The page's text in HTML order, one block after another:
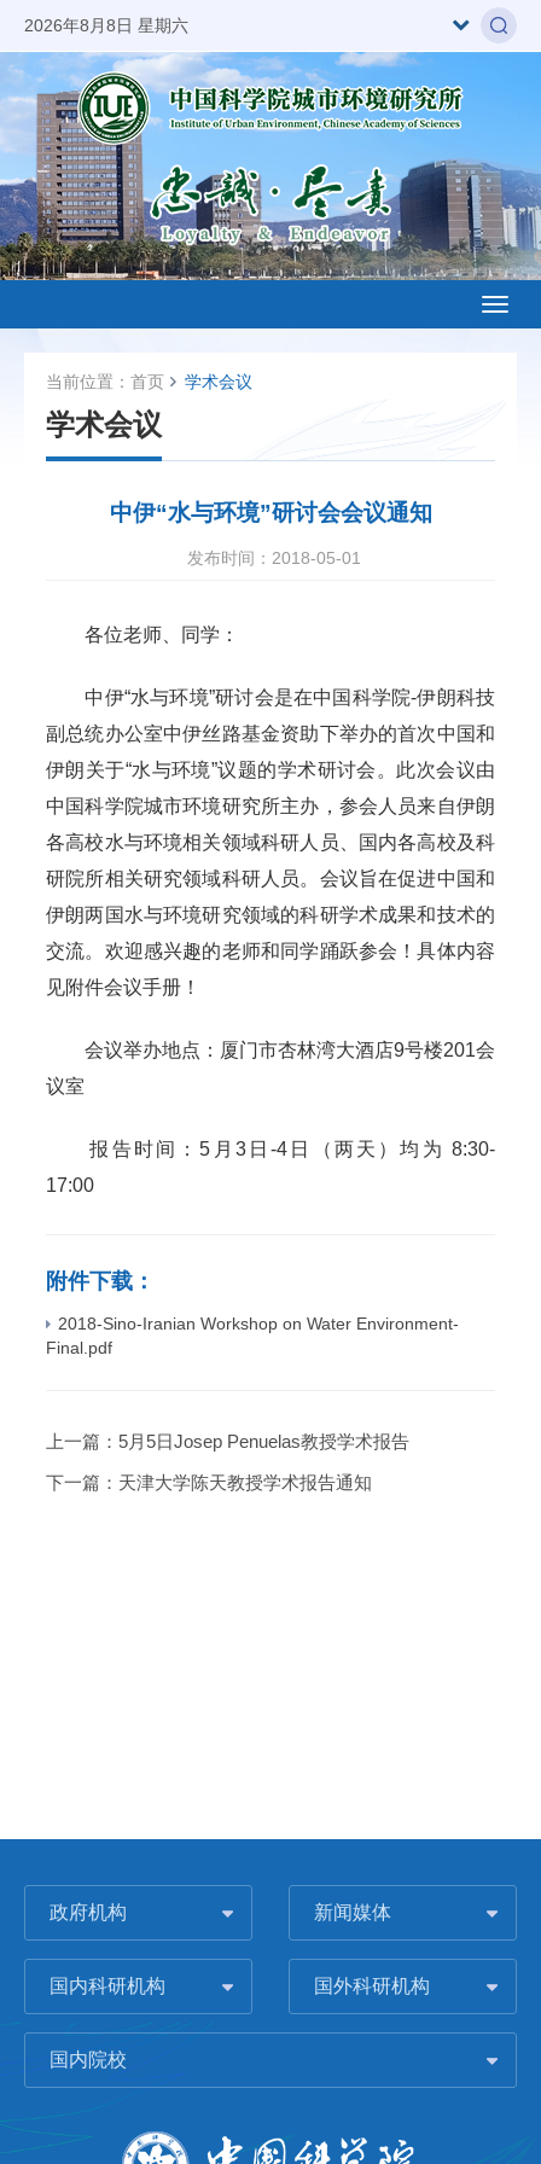
2026年8月8日 星期六
当前位置： 首页 学术会议
学术会议
中伊“水与环境”研讨会会议通知
发布时间：2018-05-01
各位老师、同学：
中伊“水与环境”研讨会是在中国科学院-伊朗科技
副总统办公室中伊丝路基金资助下举办的首次中国和
伊朗关于“水与环境”议题的学术研讨会。此次会议由
中国科学院城市环境研究所主办，参会人员来自伊朗
各高校水与环境相关领域科研人员、国内各高校及科
研院所相关研究领域科研人员。会议旨在促进中国和
伊朗两国水与环境研究领域的科研学术成果和技术的
交流。欢迎感兴趣的老师和同学踊跃参会！具体内容
见附件会议手册！
会议举办地点：厦门市杏林湾大酒店9号楼201会
议室
报告时间：5 月 3日-4 日（两天）均为 8:30-
17:00
附件下载：
2018-Sino-Iranian Workshop on Water Environment-
Final.pdf
上一篇： 5月5日Josep Penuelas教授学术报告
下一篇： 天津大学陈天教授学术报告通知
政府机构 新闻媒体
国内科研机构 国外科研机构
国内院校